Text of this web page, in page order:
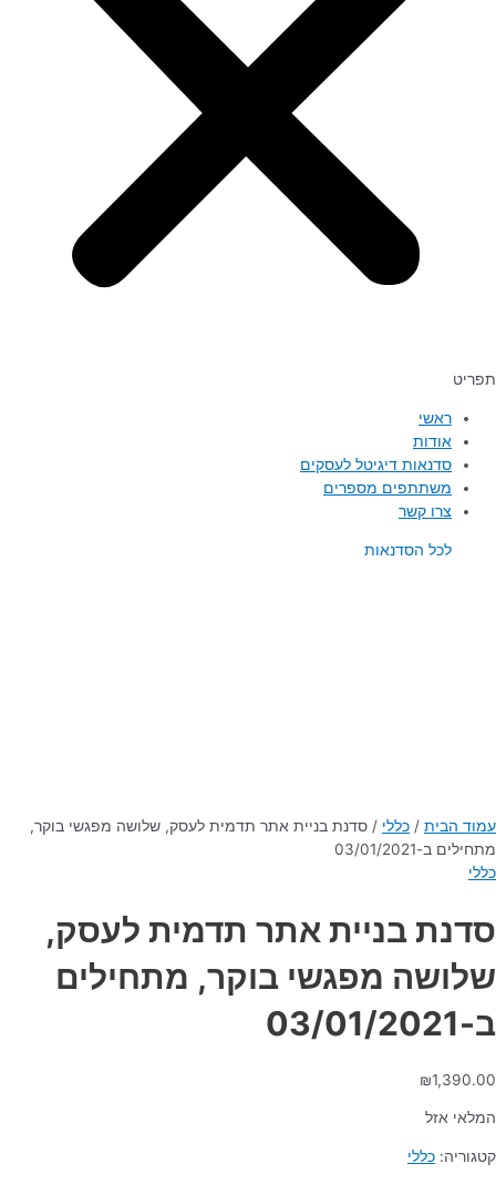
ראשי
אודות
סדנאות דיגיטל לעסקים
משתתפים מספרים
צרו קשר
לכל הסדנאות
/כללי/ סדנת בניית אתר תדמית לעסק, שלושה מפגשי בוקר,
01/2021
בניית אתר תדמית לעסק,
מפגשי בוקר, מתחילים
₪
כללי